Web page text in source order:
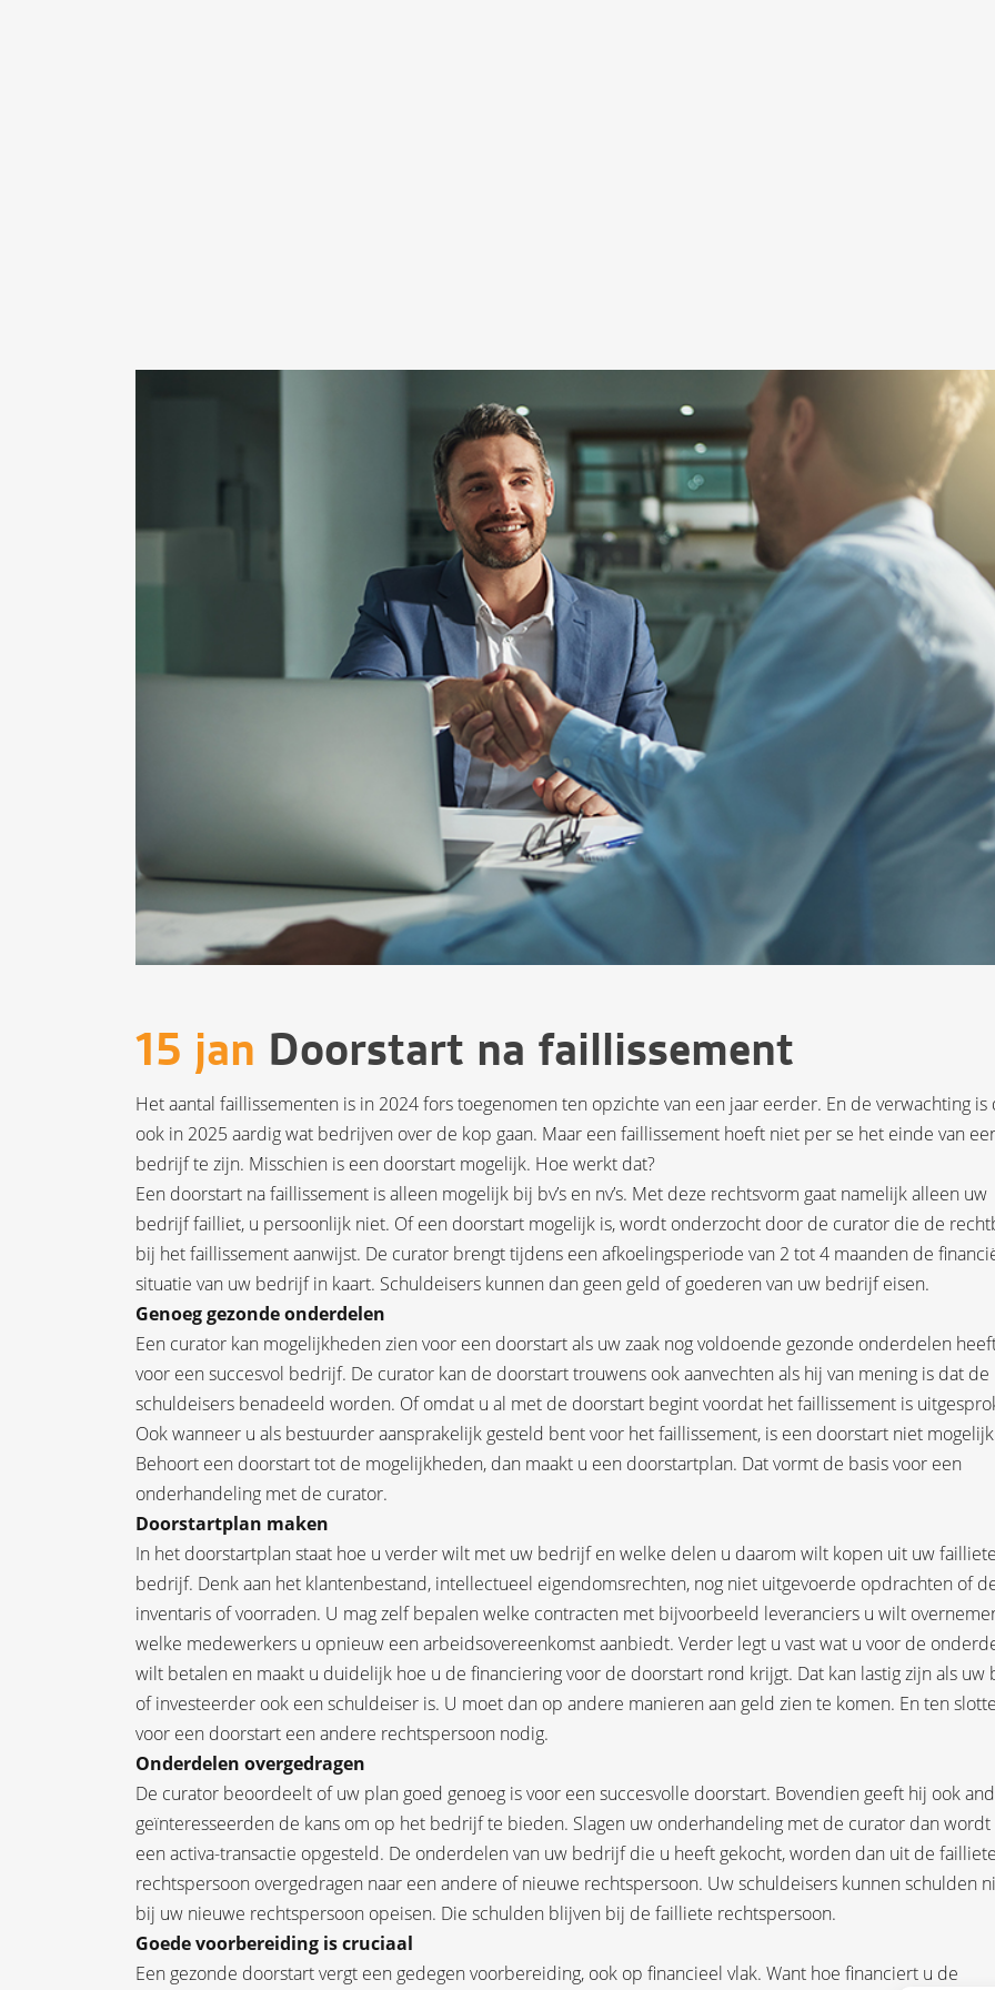
15 jan Doorstart na faillissement
Het aantal faillissementen is in 2024 fors toegenomen ten opzichte van een jaar eerder. En de verwachting is
ook in 2025 aardig wat bedrijven over de kop gaan. Maar een faillissement hoeft niet per se het einde van
bedrijf te zijn. Misschien is een doorstart mogelijk. Hoe werkt dat?
Een doorstart na faillissement is alleen mogelijk bij bv’s en nv’s. Met deze rechtsvorm gaat namelijk alleen uw
bedrijf failliet, u persoonlijk niet. Of een doorstart mogelijk is, wordt onderzocht door de curator die de
bij het faillissement aanwijst. De curator brengt tijdens een afkoelingsperiode van 2 tot 4 maanden de
situatie van uw bedrijf in kaart. Schuldeisers kunnen dan geen geld of goederen van uw bedrijf eisen.
Genoeg gezonde onderdelen
Een curator kan mogelijkheden zien voor een doorstart als uw zaak nog voldoende gezonde onderdelen
voor een succesvol bedrijf. De curator kan de doorstart trouwens ook aanvechten als hij van mening is dat de
schuldeisers benadeeld worden. Of omdat u al met de doorstart begint voordat het faillissement is
Ook wanneer u als bestuurder aansprakelijk gesteld bent voor het faillissement, is een doorstart niet
Behoort een doorstart tot de mogelijkheden, dan maakt u een doorstartplan. Dat vormt de basis voor een
onderhandeling met de curator.
Doorstartplan maken
In het doorstartplan staat hoe u verder wilt met uw bedrijf en welke delen u daarom wilt kopen uit uw failliete
bedrijf. Denk aan het klantenbestand, intellectueel eigendomsrechten, nog niet uitgevoerde opdrachten of
inventaris of voorraden. U mag zelf bepalen welke contracten met bijvoorbeeld leveranciers u wilt
welke medewerkers u opnieuw een arbeidsovereenkomst aanbiedt. Verder legt u vast wat u voor de
wilt betalen en maakt u duidelijk hoe u de financiering voor de doorstart rond krijgt. Dat kan lastig zijn als uw
of investeerder ook een schuldeiser is. U moet dan op andere manieren aan geld zien te komen. En ten
voor een doorstart een andere rechtspersoon nodig.
Onderdelen overgedragen
De curator beoordeelt of uw plan goed genoeg is voor een succesvolle doorstart. Bovendien geeft hij ook
geïnteresseerden de kans om op het bedrijf te bieden. Slagen uw onderhandeling met de curator dan wordt
een activa-transactie opgesteld. De onderdelen van uw bedrijf die u heeft gekocht, worden dan uit de failliete
rechtspersoon overgedragen naar een andere of nieuwe rechtspersoon. Uw schuldeisers kunnen schulden
bij uw nieuwe rechtspersoon opeisen. Die schulden blijven bij de failliete rechtspersoon.
Goede voorbereiding is cruciaal
Een gezonde doorstart vergt een gedegen voorbereiding, ook op financieel vlak. Want hoe financiert u de